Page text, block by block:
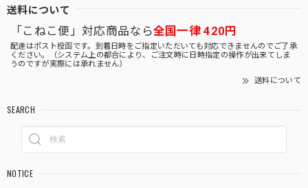
送料について
「こねこ便」対応商品なら全国一律 420円
配達はポスト投函です。到着日時をご指定いただいても対応できませんのでご了承
ください。（システム上の都合により、ご注文時に日時指定の操作が出来てしま
うのですが実際には承れません）
送料について
SEARCH
NOTICE